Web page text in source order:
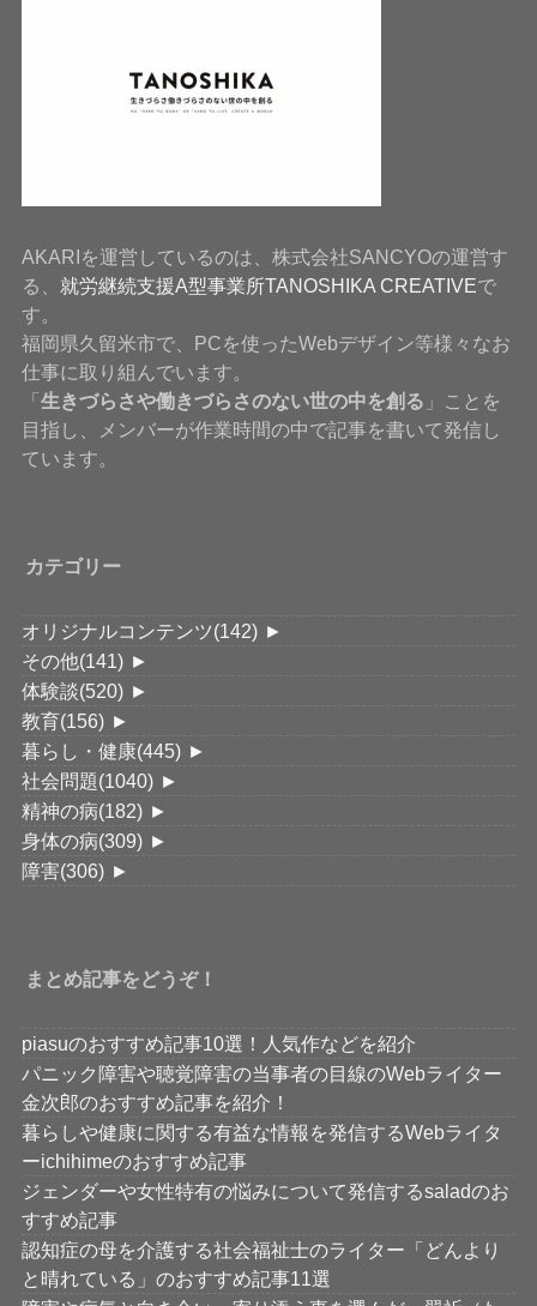
AKARIを運営しているのは、株式会社SANCYOの運営す
る、 就労継続支援A型事業所TANOSHIKA CREATIVEで
す。
福岡県久留米市で、PCを使ったWebデザイン等様々なお
仕事に取り組んでいます。
「生きづらさや働きづらさのない世の中を創る 」ことを
目指し、メンバーが作業時間の中で記事を書いて発信し
ています。
カテゴリー
オリジナルコンテンツ(142) ►
その他(141) ►
体験談(520) ►
教育(156) ►
暮らし・健康(445) ►
社会問題(1040) ►
精神の病(182) ►
身体の病(309) ►
障害(306) ►
まとめ記事をどうぞ！
piasuのおすすめ記事10選！人気作などを紹介
パニック障害や聴覚障害の当事者の目線のWebライター
金次郎のおすすめ記事を紹介！
暮らしや健康に関する有益な情報を発信するWebライタ
ーichihimeのおすすめ記事
ジェンダーや女性特有の悩みについて発信するsaladのお
すすめ記事
認知症の母を介護する社会福祉士のライター「どんより
と晴れている」のおすすめ記事11選